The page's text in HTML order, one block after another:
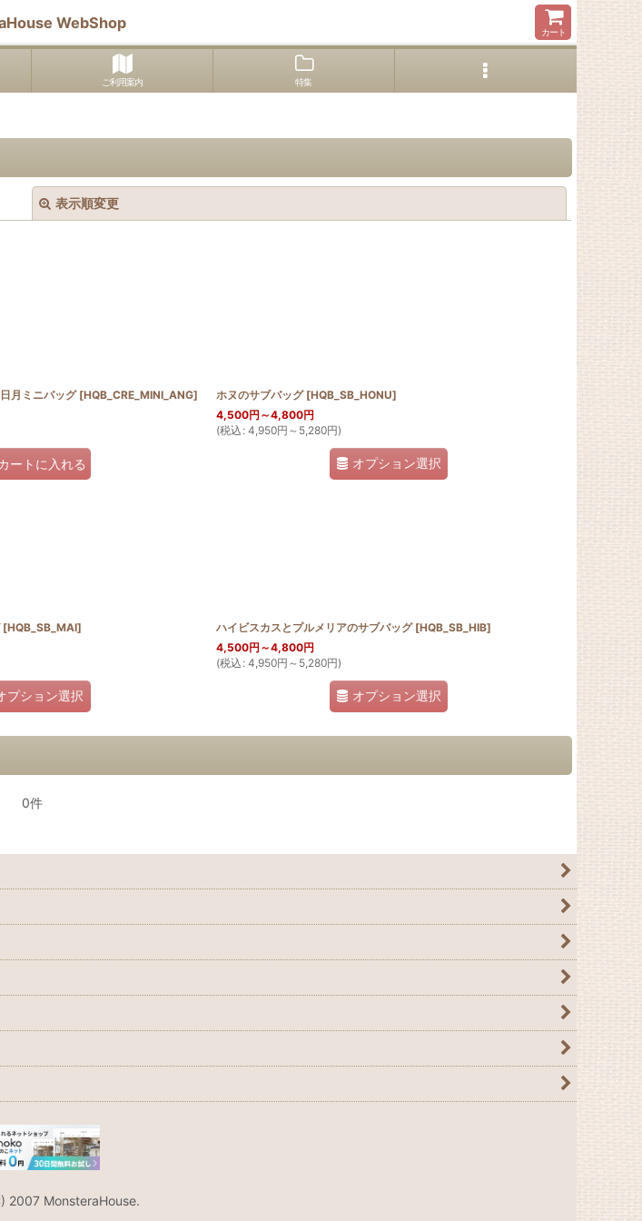
WebShop
カート
ご利用案内 特集
表示順変更
月ミニバッグ [HQB_CRE_MINI_ANG]
ートに入れる
ホヌのサブバッグ [HQB_SB_HONU]
4,500円 ～4,800円
(税込 : 4,950円 ～5,280円)
オプション選択
[HQB_SB_MAI]
プション選択
ハイビスカスとプルメリアのサブバッグ [HQB_SB_HIB]
4,500円 ～4,800円
(税込 : 4,950円 ～5,280円)
オプション選択
0件
2007 MonsteraHouse.